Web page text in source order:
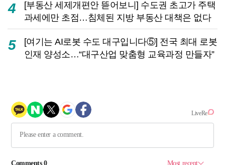
4
[부동산 세제개편안 뜯어보니] 수도권 초고가 주택
과세에만 초점…침체된 지방 부동산 대책은 없다
5
[여기는 AI로봇 수도 대구입니다⑤] 전국 최대 로봇
인재 양성소…“대구산업 맞춤형 교육과정 만들자”